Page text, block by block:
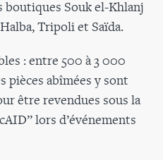
Souk el-Khlanj
Tripoli et Saïda.
: entre 500 à 3 000
pièces abîmées y sont
être revendues sous la
lors d’événements